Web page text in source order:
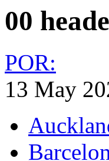
00
POR:
13 May